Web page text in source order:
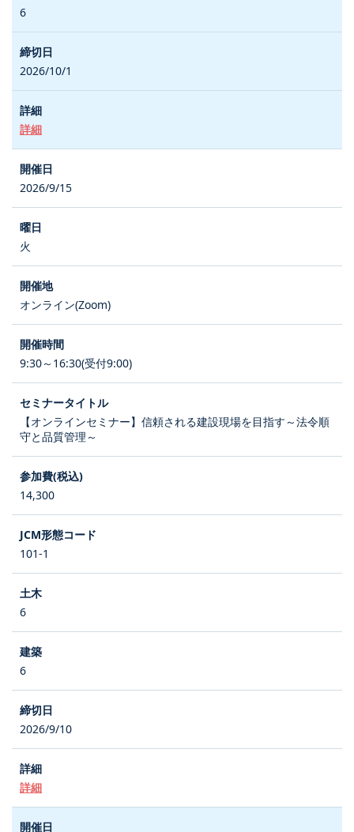
6
2026/10/1
詳細
2026/9/15
火
オンライン(Zoom)
9:30～16:30(受付9:00)
【オンラインセミナー】信頼される建設現場を目指す～法令順
守と品質管理～
14,300
101-1
6
6
2026/9/10
詳細